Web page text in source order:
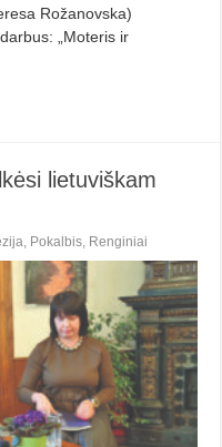
Rožanovska)
„Moteris ir
lietuviškam
Pokalbis Renginiai